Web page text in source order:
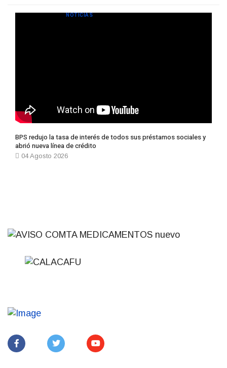
BPS redujo la tasa de interés de todos sus préstamos sociales y
abrió nueva línea de crédito
04 Agosto 2026
NOTICIAS